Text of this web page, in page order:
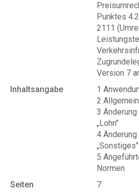
Punktes
2111
Version 7
Inhaltsangabe
1
2
3
„Lohn"
4
„Sonstiges"
5
Normen
Seiten
7